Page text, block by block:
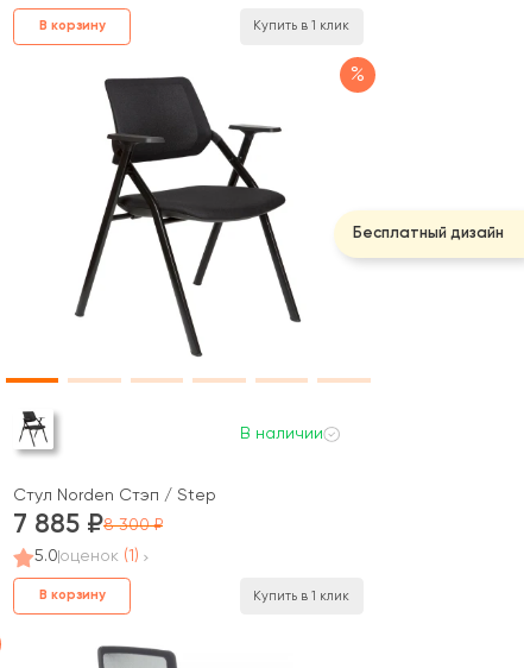
В корзину Купить в 1 клик
%
В наличии
Стул Norden Стэп / Step
7 885
8 300
5.0 оценок (1)
В корзину Купить в 1 клик
Бесплатный дизайн